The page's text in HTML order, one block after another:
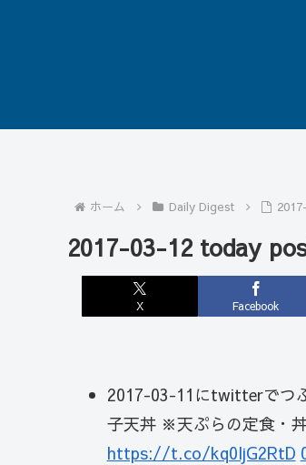
ホーム Daily Digest
2017-03-12 today
X Facebook
2017-03-11にtwitterでつ
子天丼 ※天ぷらの定食・
https://t.co/kq0ljG2RtD